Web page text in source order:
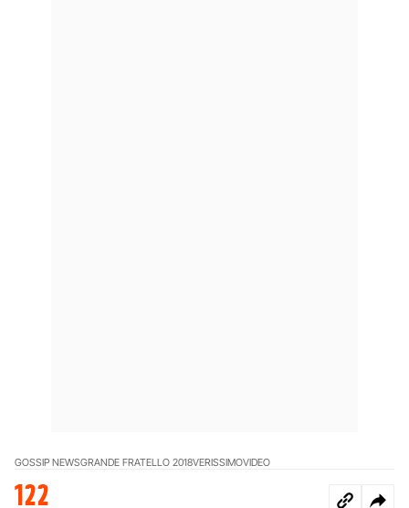
GOSSIP NEWSGRANDE FRATELLO 2018VERISSIMOVIDEO
122